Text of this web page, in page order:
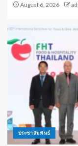
August 6, 2026
ประชาสัมพันธ์